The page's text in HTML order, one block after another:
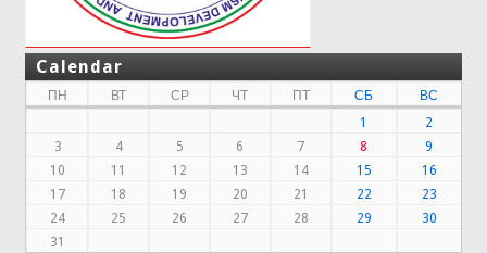
Calendar
ПН ВТ СР ЧТ ПТ СБ
ВС
1
2
3
4 5 6 7 8
9
10
11 12 13 14 15
16
17
18 19 20 21 22
23
24
25 26 27 28 29
30
31